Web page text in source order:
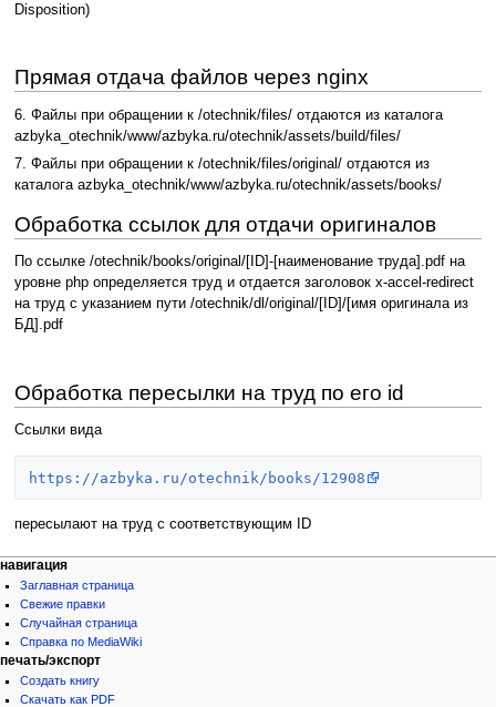
Disposition)
Прямая отдача файлов через nginx
6. Файлы при обращении к /otechnik/files/ отдаются из каталога
azbyka_otechnik/www/azbyka.ru/otechnik/assets/build/files/
7. Файлы при обращении к /otechnik/files/original/ отдаются из
каталога azbyka_otechnik/www/azbyka.ru/otechnik/assets/books/
Обработка ссылок для отдачи оригиналов
По ссылке /otechnik/books/original/[ID]-[наименование труда].pdf на
уровне php определяется труд и отдается заголовок x-accel-redirect
на труд с указанием пути /otechnik/dl/original/[ID]/[имя оригинала из
БД].pdf
Обработка пересылки на труд по его id
Ссылки вида
https://azbyka.ru/otechnik/books/12908
пересылают на труд с соответствующим ID
навигация
Заглавная страница
Свежие правки
Случайная страница
Справка по MediaWiki
печать/экспорт
Создать книгу
Скачать как PDF